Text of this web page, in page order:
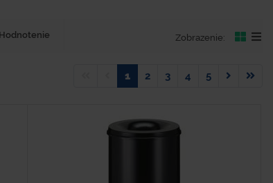
Hodnotenie Zobrazenie:
1 2 3 4 5